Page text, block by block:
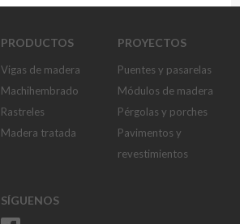
PRODUCTOS
Vigas de madera
Machihembrado
Rastreles
Madera tratada
PROYECTOS
Puentes y pasarelas
Módulos de madera
Pérgolas y porches
Pavimentos y
revestimientos
SÍGUENOS